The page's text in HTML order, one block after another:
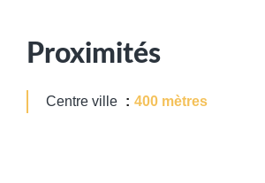
Proximités
Centre ville 400 mètres